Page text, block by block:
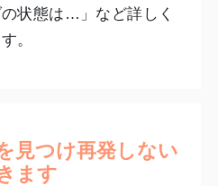
状態は…」など詳しく
。
見つけ再発しない
ます